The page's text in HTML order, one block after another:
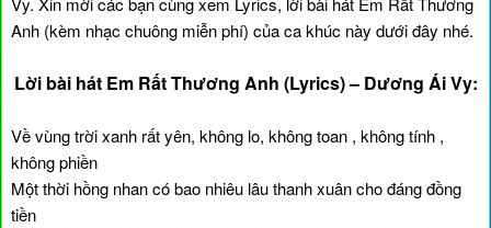
Anh (kèm nhạc chuông miễn phí) của ca khúc này dưới đây nhé.
Lời bài hát Em Rất Thương Anh (Lyrics) – Dương Ái Vy:
Về vùng trời xanh rất yên, không lo, không toan , không tính ,
không phiền
Một thời hồng nhan có bao nhiêu lâu thanh xuân cho đáng đồng
tiền